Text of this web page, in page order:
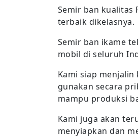
Semir ban kualitas
terbaik dikelasnya.
Semir ban ikame
mobil di seluruh
Kami siap
gunakan secara
mampu produksi
Kami juga akan
menyiapkan dan